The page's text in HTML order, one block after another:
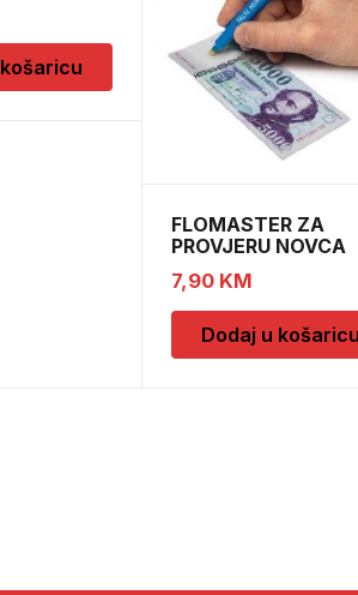
FLOMASTER ZA
PROVJERU NOVCA
SAFESCAN 30
7,90 KM
Dodaj u košaricu